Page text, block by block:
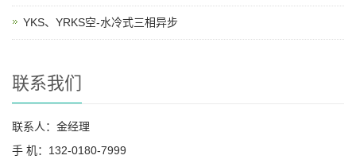
YKS、YRKS空-水冷式三相异步
联系我们
联系人：金经理
手 机：132-0180-7999